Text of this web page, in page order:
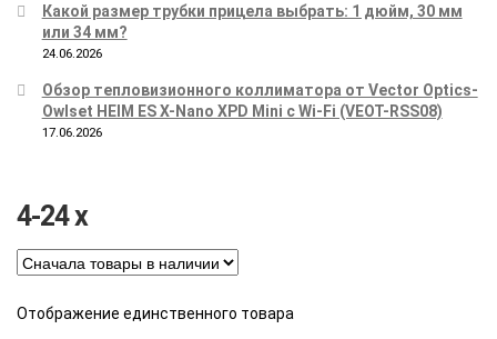
Какой размер трубки прицела выбрать: 1 дюйм, 30 мм
или 34 мм?
24.06.2026
Обзор тепловизионного коллиматора от Vector Optics-
Owlset HEIM ES X-Nano XPD Mini с Wi-Fi (VEOT-RSS08)
17.06.2026
4-24 x
Отображение единственного товара